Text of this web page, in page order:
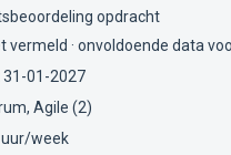
opdracht
vermeld · onvoldoende data
01-2027
Agile (2)
week